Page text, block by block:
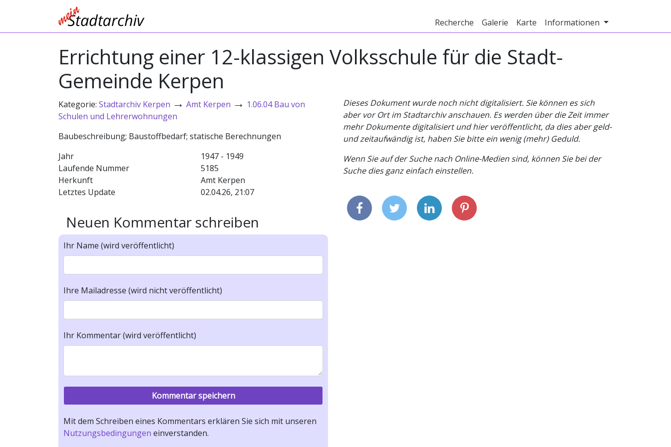
Recherche Galerie Karte Informationen
Errichtung einer 12-klassigen Volksschule für die Stadt-
Gemeinde Kerpen
Kategorie: Stadtarchiv Kerpen → Amt Kerpen → 1.06.04 Bau von
Schulen und Lehrerwohnungen
Baubeschreibung; Baustoffbedarf; statische Berechnungen
Jahr
1947 - 1949
Laufende Nummer
5185
Herkunft
Amt Kerpen
Letztes Update
02.04.26, 21:07
Neuen Kommentar schreiben
Ihr Name (wird veröffentlicht)
Ihre Mailadresse (wird nicht veröffentlicht)
Ihr Kommentar (wird veröffentlicht)
Mit dem Schreiben eines Kommentars erklären Sie sich mit unseren
Nutzungsbedingungen einverstanden.
Dieses Dokument wurde noch nicht digitalisiert. Sie können es sich
aber vor Ort im Stadtarchiv anschauen. Es werden über die Zeit immer
mehr Dokumente digitalisiert und hier veröffentlicht, da dies aber geld-
und zeitaufwändig ist, haben Sie bitte ein wenig (mehr) Geduld.
Wenn Sie auf der Suche nach Online-Medien sind, können Sie bei der
Suche dies ganz einfach einstellen.